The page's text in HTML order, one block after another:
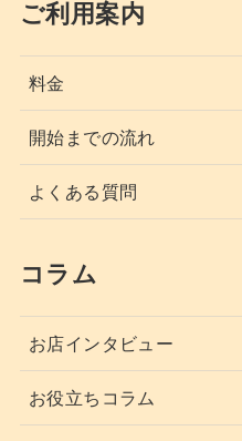
ご利用案内
料金
開始までの流れ
よくある質問
コラム
お店インタビュー
お役立ちコラム